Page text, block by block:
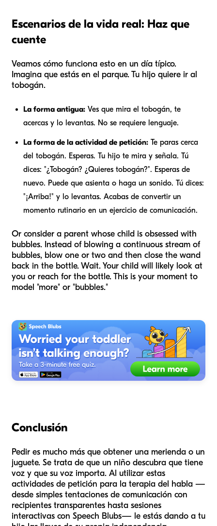
Escenarios de la vida real: Haz que
cuente
Veamos cómo funciona esto en un día típico.
Imagina que estás en el parque. Tu hijo quiere ir al
tobogán.
La forma antigua: Ves que mira el tobogán, te
acercas y lo levantas. No se requiere lenguaje.
La forma de la actividad de petición: Te paras cerca
del tobogán. Esperas. Tu hijo te mira y señala. Tú
dices: "¿Tobogán? ¿Quieres tobogán?". Esperas de
nuevo. Puede que asienta o haga un sonido. Tú dices:
"¡Arriba!" y lo levantas. Acabas de convertir un
momento rutinario en un ejercicio de comunicación.
Or consider a parent whose child is obsessed with
bubbles. Instead of blowing a continuous stream of
bubbles, blow one or two and then close the wand
back in the bottle. Wait. Your child will likely look at
you or reach for the bottle. This is your moment to
model "more" or "bubbles."
Conclusión
Pedir es mucho más que obtener una merienda o un
juguete. Se trata de que un niño descubra que tiene
voz y que su voz importa. Al utilizar estas
actividades de petición para la terapia del habla —
desde simples tentaciones de comunicación con
recipientes transparentes hasta sesiones
interactivas con Speech Blubs— le estás dando a tu